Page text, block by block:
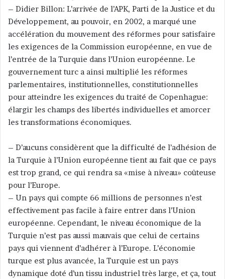
– Didier Billon: L’arrivée de l’APK, Parti de la Justice et du
Développement, au pouvoir, en 2002, a marqué une
accélération du mouvement des réformes pour satisfaire
les exigences de la Commission européenne, en vue de
l’entrée de la Turquie dans l’Union européenne. Le
gouvernement turc a ainsi multiplié les réformes
parlementaires, institutionnelles, constitutionnelles
pour atteindre les exigences du traité de Copenhague:
élargir les champs des libertés individuelles et amorcer
les transformations économiques.
– D’aucuns considèrent que la difficulté de l’adhésion de
la Turquie à l’Union européenne tient au fait que ce pays
est trop grand, ce qui rendra sa «mise à niveau» coûteuse
pour l’Europe.
– Un pays qui compte 66 millions de personnes n’est
effectivement pas facile à faire entrer dans l’Union
européenne. Cependant, le niveau économique de la
Turquie n’est pas aussi mauvais que celui de certains
pays qui viennent d’adhérer à l’Europe. L’économie
turque est plus avancée, la Turquie est un pays
dynamique doté d’un tissu industriel très large, et ça, tout